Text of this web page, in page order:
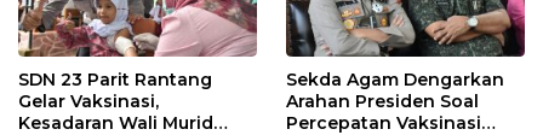
SDN 23 Parit Rantang
Gelar Vaksinasi,
Kesadaran Wali Murid
Sekda Agam Dengarkan
Arahan Presiden Soal
Percepatan Vaksinasi